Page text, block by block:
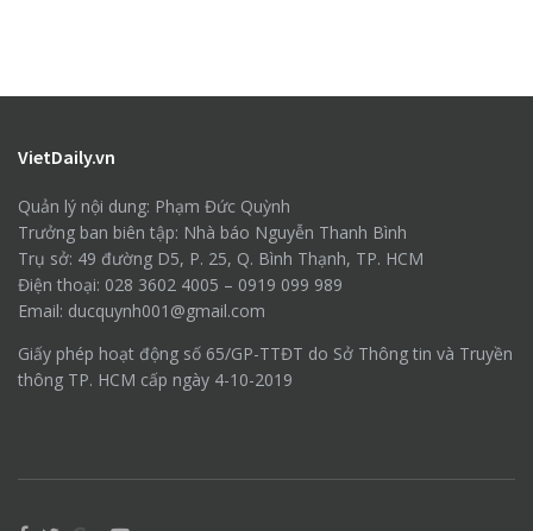
VietDaily.vn
Quản lý nội dung: Phạm Đức Quỳnh
Trưởng ban biên tập: Nhà báo Nguyễn Thanh Bình
Trụ sở: 49 đường D5, P. 25, Q. Bình Thạnh, TP. HCM
Điện thoại: 028 3602 4005 – 0919 099 989
Email: ducquynh001@gmail.com
Giấy phép hoạt động số 65/GP-TTĐT do Sở Thông tin và Truyền
thông TP. HCM cấp ngày 4-10-2019